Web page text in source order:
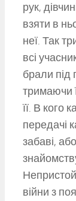
рук,
взяти в
неї. Так
всі
брали під
тримаючи
її. В кого
передачі
забаві,
війни з